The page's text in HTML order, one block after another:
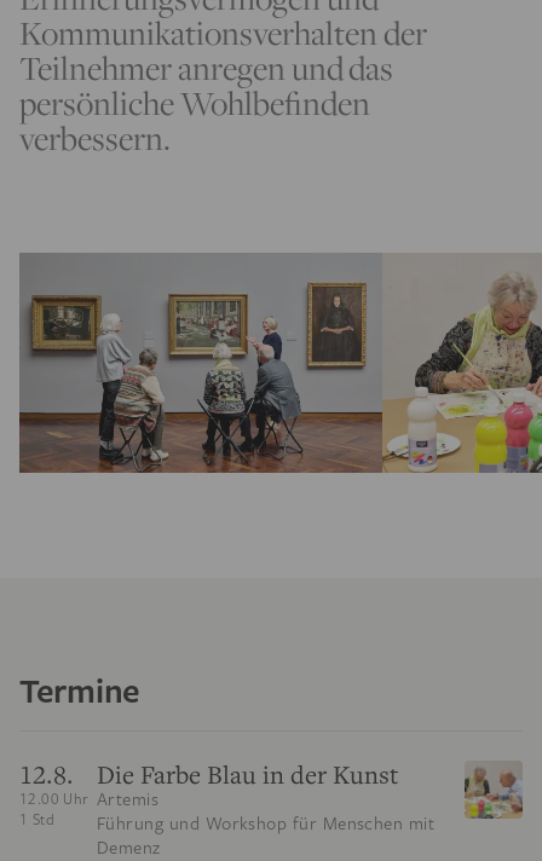
Kommunikationsverhalten der
Teilnehmer anregen und das
persönliche Wohlbefinden
verbessern.
Termine
12.8.
12.00 Uhr
1 Std
Die Farbe Blau in der Kunst
Artemis
Führung und Workshop für Menschen mit
Demenz